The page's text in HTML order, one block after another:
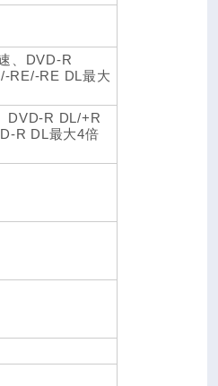
、DVD-R
RE/-RE DL最大
DVD-R DL/+R
R DL最大4倍